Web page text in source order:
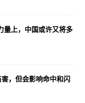
量上，中国或许又将多
，但会影响命中和闪